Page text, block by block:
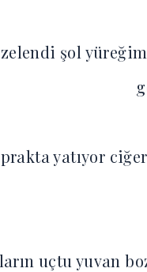
şol
yatıyor
uçtu yuvan